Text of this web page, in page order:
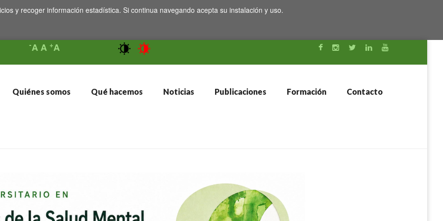
y recoger información estadística. Si continua navegando acepta su instalación y uso.
-AA +A
Quiénes somos Qué hacemos Noticias Publicaciones Formación Contacto